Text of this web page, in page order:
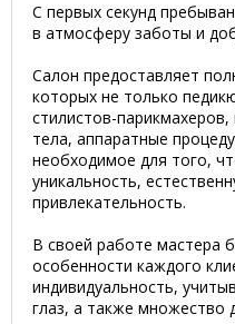
С первых секунд
в атмосферу заботы и
Салон предоставляет
которых не только
стилистов-
тела, аппаратные
необходимое для того,
уникальность,
привлекательность.
В своей работе мастера
особенности каждого
индивидуальность,
глаз, а также множество